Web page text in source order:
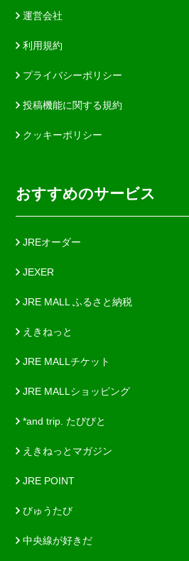
運営会社
利用規約
プライバシーポリシー
投稿機能に関する規約
クッキーポリシー
おすすめのサービス
JREオーダー
JEXER
JRE MALL ふるさと納税
えきねっと
JRE MALLチケット
JRE MALLショッピング
*and trip. たびびと
えきねっとマガジン
JRE POINT
びゅうたび
中央線が好きだ